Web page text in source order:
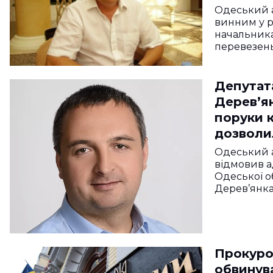
Одеський
винним у
поруки
9
Одеський
відмовив
Одеської